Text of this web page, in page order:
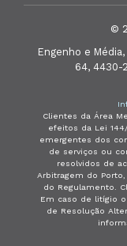
©
Engenho e
64, 4430-
Clientes da Área
efeitos da Lei
emergentes dos
de serviços ou
resolvidos de
Arbitragem do
do Regulamento.
Em caso de litígio
de Resolução